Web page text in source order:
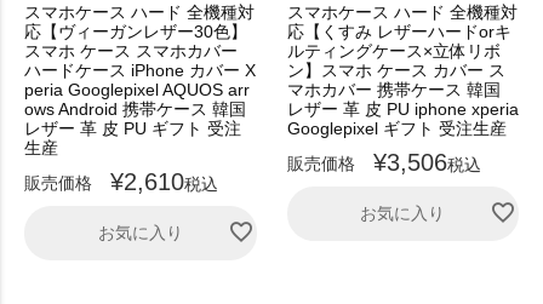
スマホケース ハード 全機種対
応【ヴィーガンレザー30色】
スマホ ケース スマホカバー
ハードケース iPhone カバー X
peria Googlepixel AQUOS arr
ows Android 携帯ケース 韓国
レザー 革 皮 PU ギフト 受注
生産
販売価格
¥2,610税込
お気に入り
スマホケース ハード 全機種対
応【くすみ レザーハードorキ
ルティングケース×立体リボ
ン】スマホ ケース カバー ス
マホカバー 携帯ケース 韓国
レザー 革 皮 PU iphone xperia
Googlepixel ギフト 受注生産
販売価格
¥3,506税込
お気に入り